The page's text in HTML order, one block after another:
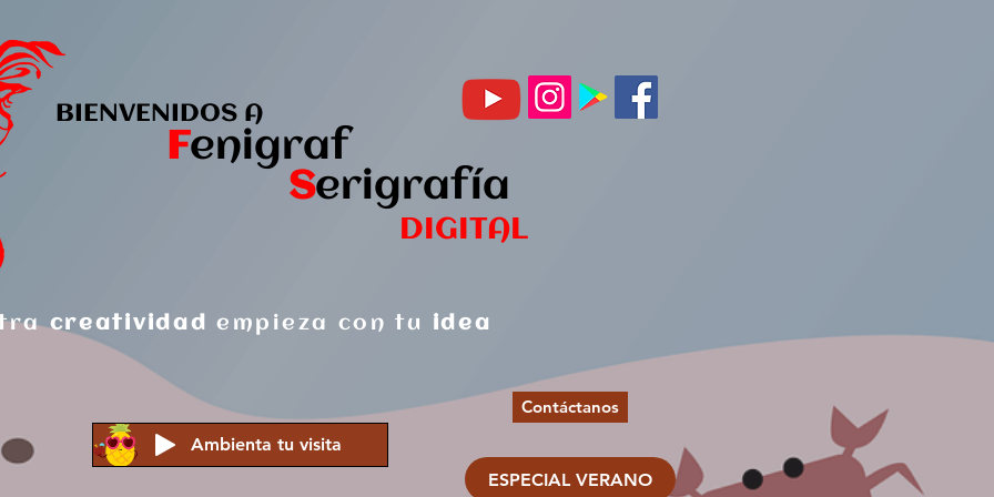
BIENVENIDOS A
Fenigraf
Serigrafía
DIGITAL
Contáctanos
creatividad empieza con tu idea
Ambienta tu visita
ESPECIAL VERANO